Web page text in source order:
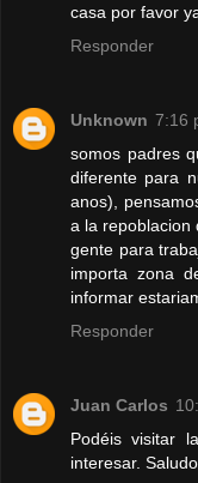
casa por favor
Responder
Unknown 7:16
somos padres
diferente para
anos),
a la repoblacion
gente para
importa zona
informar
Responder
Juan Carlos
Podéis visitar
interesar.